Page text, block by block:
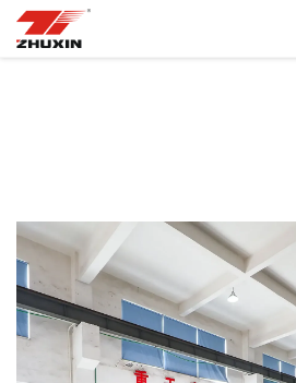
Კომპანია
Სიახლეები